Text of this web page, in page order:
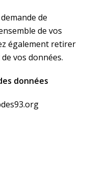
de
de vos
également retirer
vos données.
données